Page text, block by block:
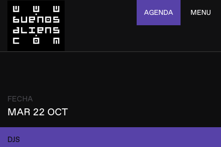
AGENDA MENU
FECHA
MAR 22 OCT
DJS